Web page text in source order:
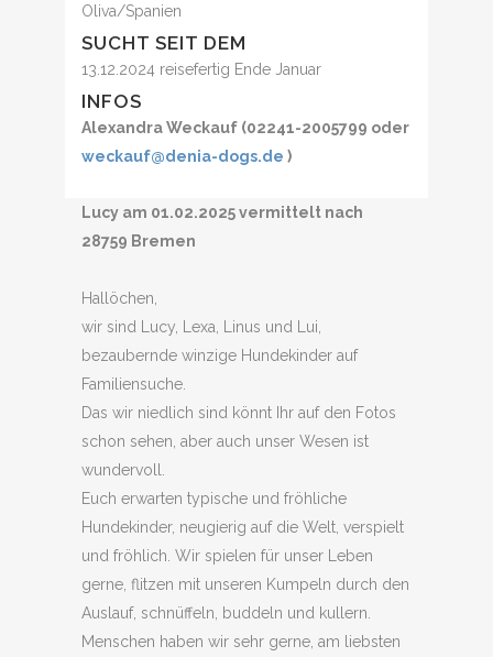
Oliva/Spanien
SUCHT SEIT DEM
13.12.2024 reisefertig Ende Januar
INFOS
Alexandra Weckauf (02241-2005799 oder
weckauf@denia-dogs.de )
Lucy am 01.02.2025 vermittelt nach
28759 Bremen
Hallöchen,
wir sind Lucy, Lexa, Linus und Lui,
bezaubernde winzige Hundekinder auf
Familiensuche.
Das wir niedlich sind könnt Ihr auf den Fotos
schon sehen, aber auch unser Wesen ist
wundervoll.
Euch erwarten typische und fröhliche
Hundekinder, neugierig auf die Welt, verspielt
und fröhlich. Wir spielen für unser Leben
gerne, flitzen mit unseren Kumpeln durch den
Auslauf, schnüffeln, buddeln und kullern.
Menschen haben wir sehr gerne, am liebsten